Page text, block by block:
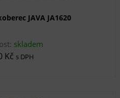
JAVA JA1620
skladem
Kč s DPH